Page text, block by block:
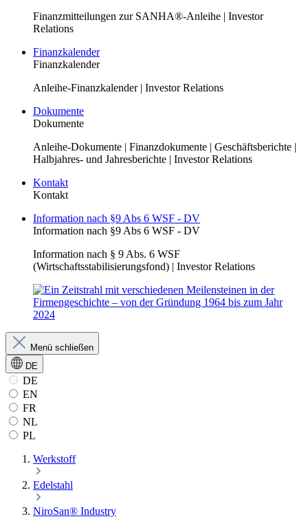
Finanzmitteilungen zur SANHA®-Anleihe | Investor
Relations
Finanzkalender
Finanzkalender
Anleihe-Finanzkalender | Investor Relations
Dokumente
Dokumente
Anleihe-Dokumente | Finanzdokumente | Geschäftsberichte |
Halbjahres- und Jahresberichte | Investor Relations
Kontakt
Kontakt
Information nach §9 Abs 6 WSF - DV
Information nach §9 Abs 6 WSF - DV
Information nach § 9 Abs. 6 WSF
(Wirtschaftsstabilisierungsfond) | Investor Relations
Menü schließen
DE
DE
EN
FR
NL
PL
Werkstoff
Edelstahl
NiroSan® Industry